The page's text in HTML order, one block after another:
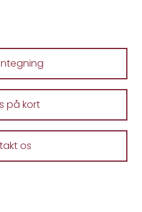
på kort
os